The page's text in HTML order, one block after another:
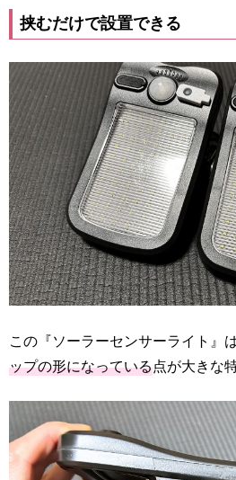
挟むだけで設置できる
この『ソーラーセンサーライト』は
ップの形になっている点が大きな